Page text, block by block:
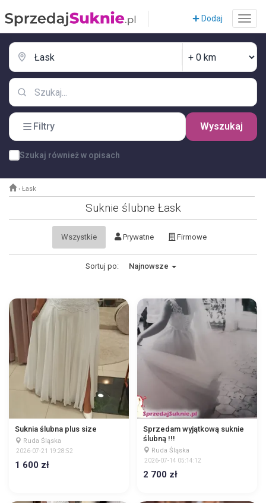
Dodaj
Filtry Wyszukaj
Szukaj również w opisach
› Łask
Suknie ślubne Łask
Wszystkie Prywatne Firmowe
Sortuj po: Najnowsze
Suknia ślubna plus size
Ruda Śląska
2026-07-21 19:28:52
1 600 zł
Sprzedam wyjątkową suknie
ślubną !!!
Ruda Śląska
2026-07-14 05:14:12
2 700 zł